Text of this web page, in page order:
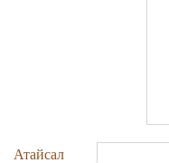
Атайсал